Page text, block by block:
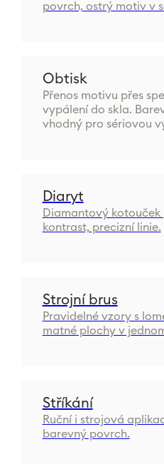
povrch, ostrý motiv v
Obtisk
Přenos motivu přes
vypálení do skla.
vhodný pro sériovou
Diaryt
Diamantový
kontrast, precizní linie.
Strojní brus
Pravidelné vzory s
matné plochy v
Stříkání
Ruční i strojová
barevný povrch.